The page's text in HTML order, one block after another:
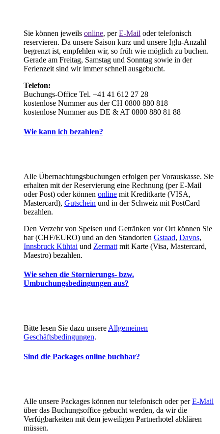
Sie können jeweils online, perE-Mail oder telefonisch
reservieren. Da unsere Saison kurz und unsere Iglu-Anzahl
begrenzt ist, empfehlen wir, so früh wie möglich zu buchen.
Gerade am Freitag, Samstag und Sonntag sowie in der
Ferienzeit sind wir immer schnell ausgebucht.
Telefon:
Buchungs-Office Tel. +41 41 612 27 28
kostenlose Nummer aus der CH 0800 880 818
kostenlose Nummer aus DE & AT 0800 880 81 88
Wie kann ich bezahlen?
Alle Übernachtungsbuchungen erfolgen per Vorauskasse. Sie
erhalten mit der Reservierung eine Rechnung (per E-Mail
oder Post) oder können online mit Kreditkarte (VISA,
Mastercard), Gutschein und in der Schweiz mit PostCard
bezahlen.
Den Verzehr von Speisen und Getränken vor Ort können Sie
bar (CHF/EURO) und an den Standorten Gstaad, Davos,
Innsbruck Kühtai und Zermatt mit Karte (Visa, Mastercard,
Maestro) bezahlen.
Wie sehen die Stornierungs- bzw.
Umbuchungsbedingungen aus?
Bitte lesen Sie dazu unsere Allgemeinen
Geschäftsbedingungen.
Sind die Packages online buchbar?
Alle unsere Packages können nur telefonisch oder perE-Mail
über das Buchungsoffice gebucht werden, da wir die
Verfügbarkeiten mit dem jeweiligen Partnerhotel abklären
müssen.